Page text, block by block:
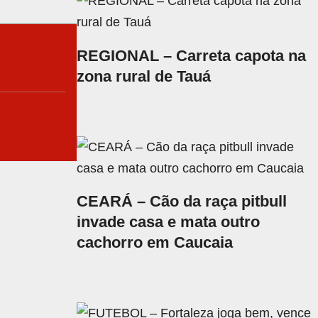
REGIONAL – Carreta capota na
zona rural de Tauá
CEARÁ – Cão da raça pitbull
invade casa e mata outro
cachorro em Caucaia